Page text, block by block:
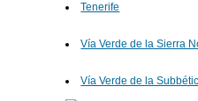
Tenerife
Vía Verde de la Sierra
Vía Verde de la